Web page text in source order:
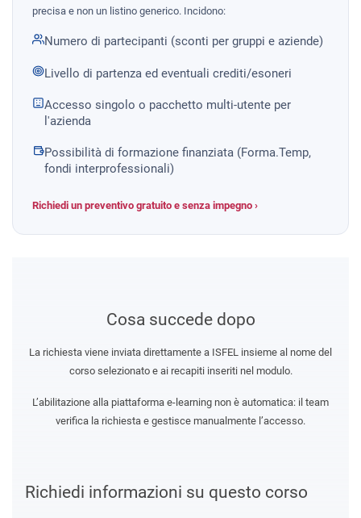
precisa e non un listino generico. Incidono:
Numero di partecipanti (sconti per gruppi e aziende)
Livello di partenza ed eventuali crediti/esoneri
Accesso singolo o pacchetto multi-utente per
l'azienda
Possibilità di formazione finanziata (Forma.Temp,
fondi interprofessionali)
Richiedi un preventivo gratuito e senza impegno ›
Richiedi informazioni su questo corso
Cosa succede dopo
La richiesta viene inviata direttamente a ISFEL insieme al nome del
corso selezionato e ai recapiti inseriti nel modulo.
L’abilitazione alla piattaforma e-learning non è automatica: il team
verifica la richiesta e gestisce manualmente l’accesso.